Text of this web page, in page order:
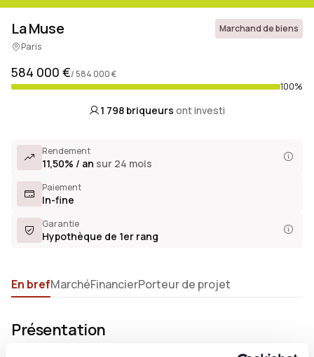
La Muse
Marchand de biens
Paris
584 000 €/ 584 000 €
100%
1 798 briqueurs ont investi
Rendement
11,50% / an sur 24 mois
Paiement
In-fine
Garantie
Hypothèque de 1er rang
En brefMarchéFinancierPorteur de projet
Présentation